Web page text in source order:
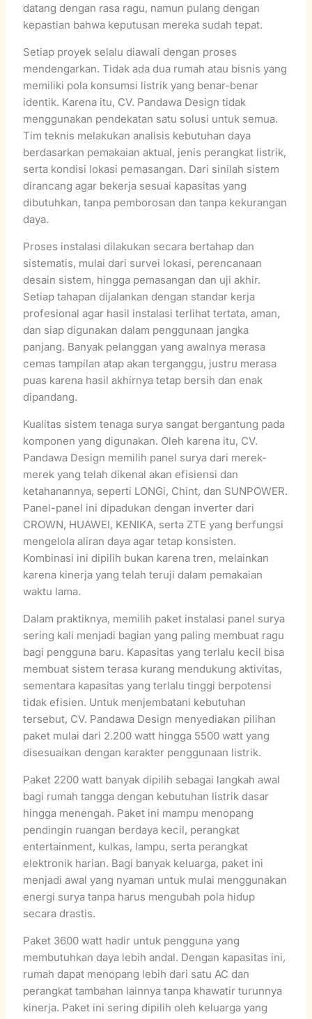
datang dengan rasa ragu, namun pulang dengan
kepastian bahwa keputusan mereka sudah tepat.
Setiap proyek selalu diawali dengan proses
mendengarkan. Tidak ada dua rumah atau bisnis yang
memiliki pola konsumsi listrik yang benar-benar
identik. Karena itu, CV. Pandawa Design tidak
menggunakan pendekatan satu solusi untuk semua.
Tim teknis melakukan analisis kebutuhan daya
berdasarkan pemakaian aktual, jenis perangkat listrik,
serta kondisi lokasi pemasangan. Dari sinilah sistem
dirancang agar bekerja sesuai kapasitas yang
dibutuhkan, tanpa pemborosan dan tanpa kekurangan
daya.
Proses instalasi dilakukan secara bertahap dan
sistematis, mulai dari survei lokasi, perencanaan
desain sistem, hingga pemasangan dan uji akhir.
Setiap tahapan dijalankan dengan standar kerja
profesional agar hasil instalasi terlihat tertata, aman,
dan siap digunakan dalam penggunaan jangka
panjang. Banyak pelanggan yang awalnya merasa
cemas tampilan atap akan terganggu, justru merasa
puas karena hasil akhirnya tetap bersih dan enak
dipandang.
Kualitas sistem tenaga surya sangat bergantung pada
komponen yang digunakan. Oleh karena itu, CV.
Pandawa Design memilih panel surya dari merek-
merek yang telah dikenal akan efisiensi dan
ketahanannya, seperti LONGi, Chint, dan SUNPOWER.
Panel-panel ini dipadukan dengan inverter dari
CROWN, HUAWEI, KENIKA, serta ZTE yang berfungsi
mengelola aliran daya agar tetap konsisten.
Kombinasi ini dipilih bukan karena tren, melainkan
karena kinerja yang telah teruji dalam pemakaian
waktu lama.
Dalam praktiknya, memilih paket instalasi panel surya
sering kali menjadi bagian yang paling membuat ragu
bagi pengguna baru. Kapasitas yang terlalu kecil bisa
membuat sistem terasa kurang mendukung aktivitas,
sementara kapasitas yang terlalu tinggi berpotensi
tidak efisien. Untuk menjembatani kebutuhan
tersebut, CV. Pandawa Design menyediakan pilihan
paket mulai dari 2.200 watt hingga 5500 watt yang
disesuaikan dengan karakter penggunaan listrik.
Paket 2200 watt banyak dipilih sebagai langkah awal
bagi rumah tangga dengan kebutuhan listrik dasar
hingga menengah. Paket ini mampu menopang
pendingin ruangan berdaya kecil, perangkat
entertainment, kulkas, lampu, serta perangkat
elektronik harian. Bagi banyak keluarga, paket ini
menjadi awal yang nyaman untuk mulai menggunakan
energi surya tanpa harus mengubah pola hidup
secara drastis.
Paket 3600 watt hadir untuk pengguna yang
membutuhkan daya lebih andal. Dengan kapasitas ini,
rumah dapat menopang lebih dari satu AC dan
perangkat tambahan lainnya tanpa khawatir turunnya
kinerja. Paket ini sering dipilih oleh keluarga yang